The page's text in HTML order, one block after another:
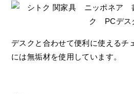
デスクと合わせて便利に使えるチ
には無垢材を使用しています。